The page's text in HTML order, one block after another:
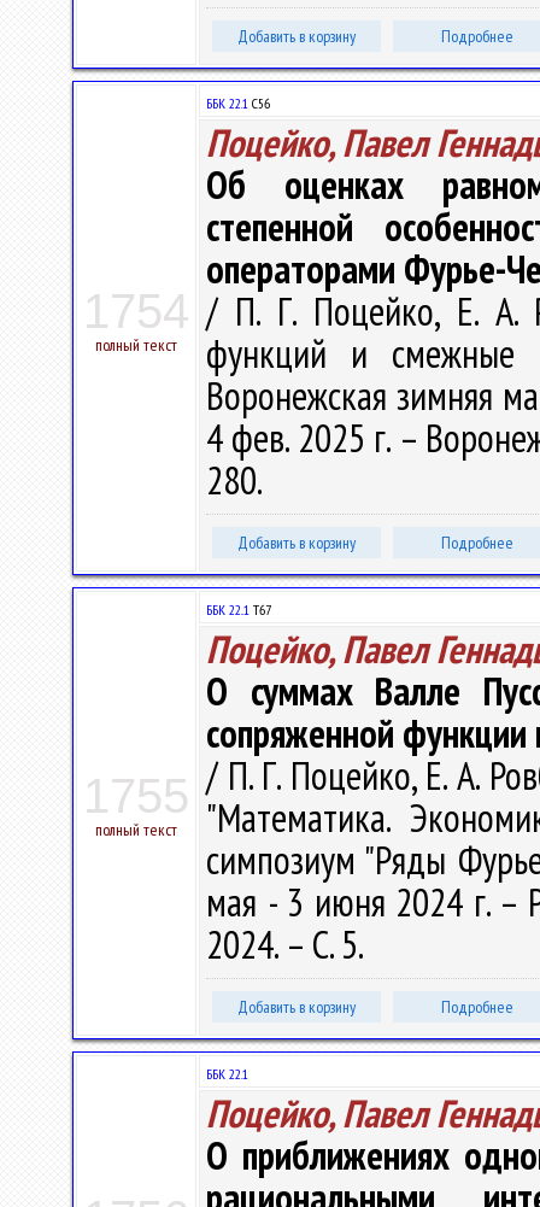
Добавить в корзину Подробнее
1754
полный текст
ББК 22.1 С56
Поцейко, Павел
Об оценках
степенной
операторами Фурье-
/ П. Г. Поцейко, Е. А.
функций и смежные
Воронежская зимняя
4 фев. 2025 г. –
280.
Добавить в корзину Подробнее
1755
полный текст
ББК 22..1 Т67
Поцейко, Павел
О суммах Валле
сопряженной функции
/ П. Г. Поцейко, Е. А.
"Математика.
симпозиум "Ряды
мая - 3 июня 2024 г. –
2024. – С. 5.
Добавить в корзину Подробнее
ББК 22.1
Поцейко, Павел
О приближениях